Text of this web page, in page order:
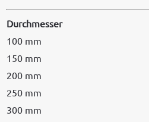
Durchmess­er
100 mm
150 mm
200 mm
250 mm
300 mm